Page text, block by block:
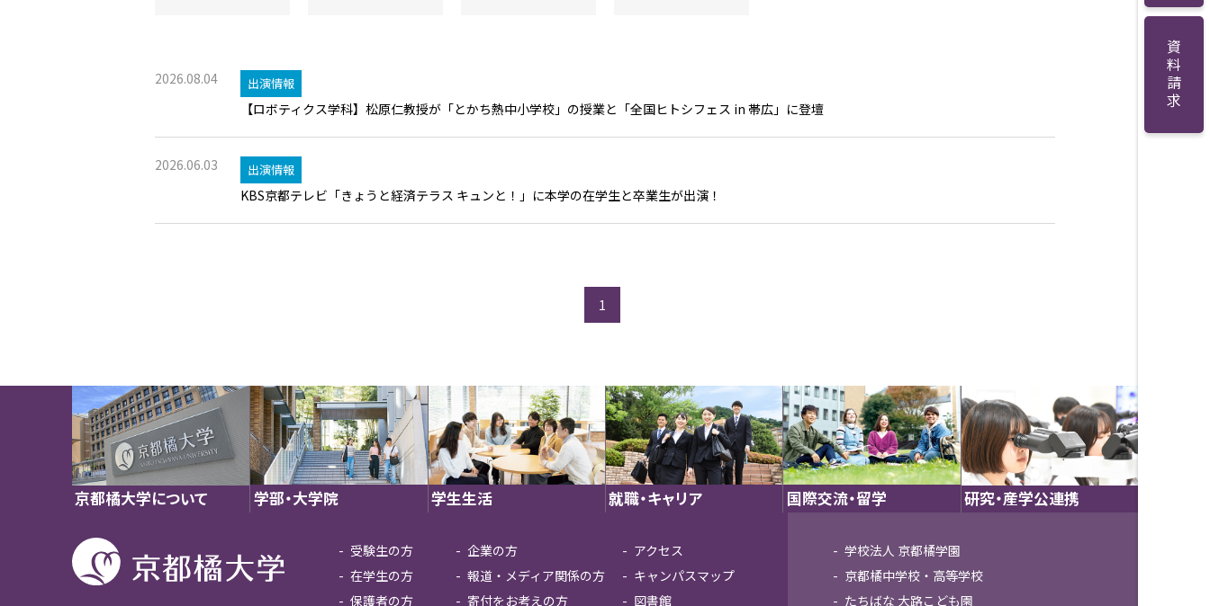
資料請求
2026.08.04 出演情報
【ロボティクス学科】松原仁教授が「とかち熱中小学校」の授業と「全国ヒトシフェス in 帯広」に登壇
2026.06.03 出演情報
KBS京都テレビ「きょうと経済テラス キュンと！」に本学の在学生と卒業生が出演！
1
京都橘大学について 学部・大学院 学生生活 就職・キャリア 国際交流・留学 研究・産学公連携
受験生の方
在学生の方
保護者の方
企業の方
報道・メディア関係の方
寄付をお考えの方
アクセス
キャンパスマップ
図書館
学校法人 京都橘学園
京都橘中学校・高等学校
たちばな 大路こども園